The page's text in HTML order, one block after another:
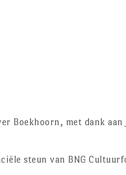
Boekhoorn, met dank
steun van BNG